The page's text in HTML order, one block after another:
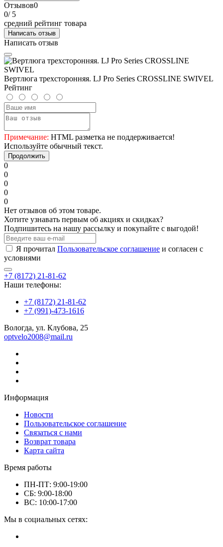
Отзывов0
0/ 5
средний рейтинг товара
Написать отзыв
Написать отзыв
Вертлюга трехсторонняя. LJ Pro Series CROSSLINE SWIVEL
Рейтинг
Примечание: HTML разметка не поддерживается!
Используйте обычный текст.
Продолжить
0
0
0
0
0
Нет отзывов об этом товаре.
Хотите узнавать первым об акциях и скидках?
Подпишитесь на нашу рассылку и покупайте с выгодой!
Я прочитал Пользовательское соглашение и согласен с
условиями
+7 (8172) 21-81-62
Наши телефоны:
+7 (8172) 21-81-62
+7 (991)-473-1616
Вологда, ул. Клубова, 25
optvelo2008@mail.ru
Информация
Новости
Пользовательское соглашение
Связаться с нами
Возврат товара
Карта сайта
Время работы
ПН-ПТ: 9:00-19:00
СБ: 9:00-18:00
ВС: 10:00-17:00
Мы в социальных сетях: